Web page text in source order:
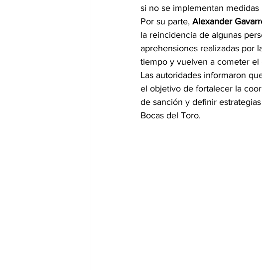
si no se implementan
Por su parte, Alexander
la reincidencia de algunas
aprehensiones realizadas por
tiempo y vuelven a cometer el
Las autoridades informaron
el objetivo de fortalecer la
de sanción y definir
Bocas del Toro.